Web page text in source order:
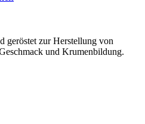
geröstet zur Herstellung von
und Krumenbildung.